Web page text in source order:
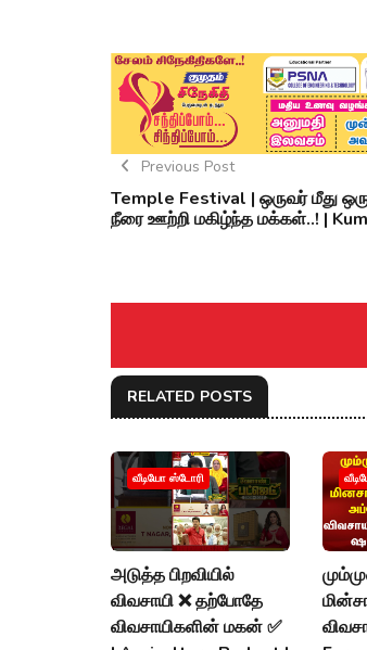
Previous Post
Temple Festival | ஒருவர் மீது
நீரை ஊற்றி மகிழ்ந்த மக்கள்..! |
RELATED POSTS
வீடியோ ஸ்டோரி
அடுத்த பிறவியில்
விவசாயி ❌ தற்போதே
விவசாயிகளின் மகன் ✅